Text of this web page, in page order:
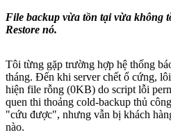
File backup vừa tồn tại vừa không
Restore nó.
Tôi từng gặp trường hợp hệ thống
tháng. Đến khi server chết ổ cứng,
hiện file rỗng (0KB) do script lỗi
quen thi thoảng cold-backup thủ
"cứu được", nhưng vẫn bị khách
nào.